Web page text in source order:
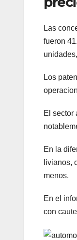
Las
fueron
Los
El sector
En la
livianos,
menos.
En el
con